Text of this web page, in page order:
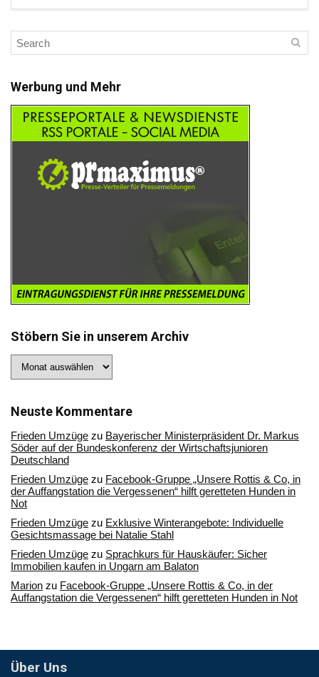
Werbung und Mehr
Stöbern Sie in unserem Archiv
Sie
Archiv
Neuste Kommentare
Frieden Umzüge zu Bayerischer Ministerpräsident Dr. Markus
Söder auf der Bundeskonferenz der Wirtschaftsjunioren
Deutschland
Frieden Umzüge zu Facebook-Gruppe „Unsere Rottis & Co, in
der Auffangstation die Vergessenen“ hilft geretteten Hunden in
Not
Frieden Umzüge zu Exklusive Winterangebote: Individuelle
Gesichtsmassage bei Natalie Stahl
Frieden Umzüge zu Sprachkurs für Hauskäufer: Sicher
Immobilien kaufen in Ungarn am Balaton
Marion zu Facebook-Gruppe „Unsere Rottis & Co, in der
Auffangstation die Vergessenen“ hilft geretteten Hunden in Not
Über Uns